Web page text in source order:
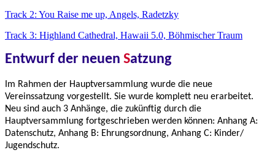
Track 2: You Raise me up, Angels, Radetzky
Track 3: Highland Cathedral, Hawaii 5.0, Böhmischer Traum
Entwurf der neuen Satzung
Im Rahmen der Hauptversammlung wurde die neue
Vereinssatzung vorgestellt. Sie wurde komplett neu erarbeitet.
Neu sind auch 3 Anhänge, die zukünftig durch die
Hauptversammlung fortgeschrieben werden können: Anhang A:
Datenschutz, Anhang B: Ehrungsordnung, Anhang C: Kinder/
Jugendschutz.